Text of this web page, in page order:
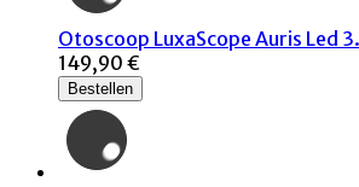
Otoscoop LuxaScope Auris Led
149,90 €
Bestellen